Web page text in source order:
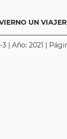
UN
| Año: 2021 |